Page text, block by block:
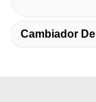
Cambiador